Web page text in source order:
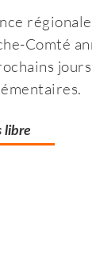
Comté
libre